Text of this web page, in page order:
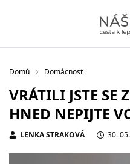
Domů Domácnost
VRÁTILI JSTE SE
HNED NEPIJTE
LENKA STRAKOVÁ 30.